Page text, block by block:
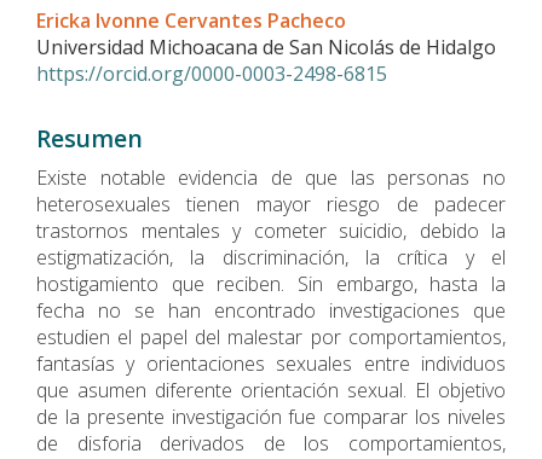
Ericka Ivonne Cervantes Pacheco
Universidad Michoacana de San Nicolás de Hidalgo
https://orcid.org/0000-0003-2498-6815
Resumen
Existe notable evidencia de que las personas no
heterosexuales tienen mayor riesgo de padecer
trastornos mentales y cometer suicidio, debido la
estigmatización, la discriminación, la crítica y el
hostigamiento que reciben. Sin embargo, hasta la
fecha no se han encontrado investigaciones que
estudien el papel del malestar por comportamientos,
fantasías y orientaciones sexuales entre individuos
que asumen diferente orientación sexual. El objetivo
de la presente investigación fue comparar los niveles
de disforia derivados de los comportamientos,